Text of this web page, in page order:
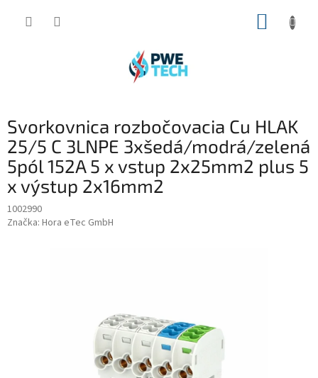
Svorkovnica rozbočovacia Cu HLAK
25/5 C 3LNPE 3xšedá/modrá/zelená
5pól 152A 5 x vstup 2x25mm2 plus 5
x výstup 2x16mm2
1002990
Značka: Hora eTec GmbH